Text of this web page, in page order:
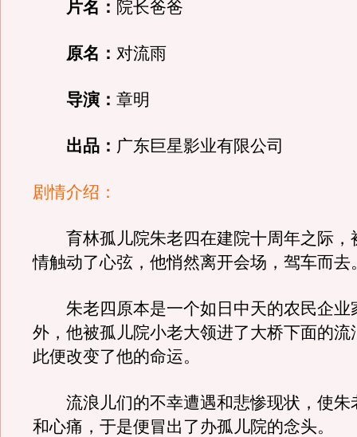
片名： 院长爸爸
原名： 对流雨
导演： 章明
出品： 广东巨星影业有限公司
剧情介绍：
育林孤儿院朱老四在建院十周年之际，
情触动了心弦，他悄然离开会场，驾车而去
朱老四原本是一个如日中天的农民企业
外，他被孤儿院小老大领进了大桥下面的流
此便改变了他的命运。
流浪儿们的不幸遭遇和悲惨现状，使朱
和心痛，于是便冒出了办孤儿院的念头。